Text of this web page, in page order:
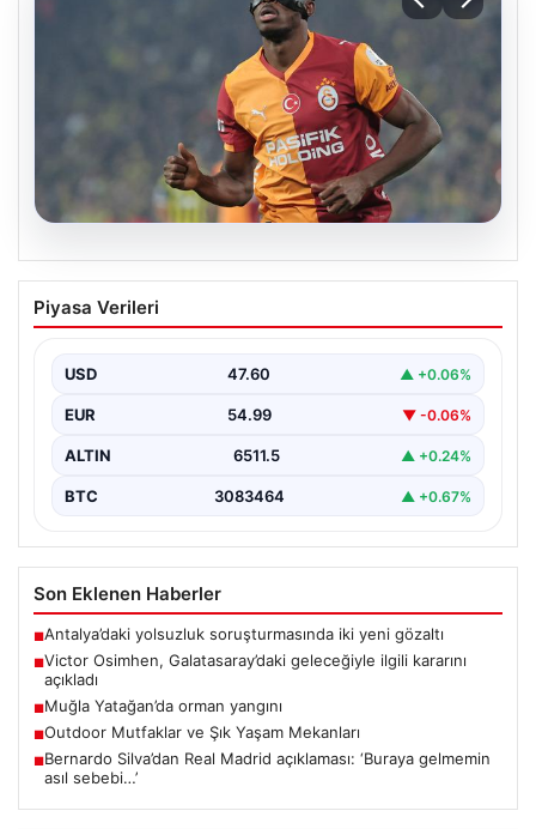
05.08.2026
Victor Osimhen, Galatasaray’daki
geleceğiyle ilgili kararını açıkladı
dönemde gösterdiği etkileyici performansla Avrupa'nın
önde gelen kulüplerinin…
Piyasa Verileri
USD 47.60 ▲ +0.06%
EUR 54.99 ▼ -0.06%
ALTIN 6511.5 ▲ +0.24%
BTC 3083464 ▲ +0.67%
Son Eklenen Haberler
■Antalya’daki yolsuzluk soruşturmasında iki yeni gözaltı
■Victor Osimhen, Galatasaray’daki geleceğiyle ilgili kararını
açıkladı
■Muğla Yatağan’da orman yangını
■Outdoor Mutfaklar ve Şık Yaşam Mekanları
■Bernardo Silva’dan Real Madrid açıklaması: ‘Buraya gelmemin
asıl sebebi…’